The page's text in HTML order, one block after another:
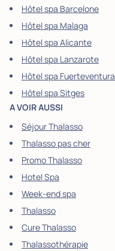
Hôtel spa Barcelone
Hôtel spa Malaga
Hôtel spa Alicante
Hôtel spa Lanzarote
Hôtel spa Fuerteventura
Hôtel spa Sitges
A VOIR AUSSI
Séjour Thalasso
Thalasso pas cher
Promo Thalasso
Hotel Spa
Week-end spa
Thalasso
Cure Thalasso
Thalassothérapie